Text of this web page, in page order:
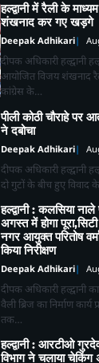
हल्द्वानी में रैली के
शंखनाद कर गए खड़गे
Deepak Adhikari
दीपक अधिकारी हल्द्वानी
आयोजित विजय शंखनाद
कांग्रेस के…
पीली कोठी चौराहे
ने दबोचा
Deepak Adhikari
दीपक अधिकारी हल्द्वानी
दो गुटों के बीच हुए विवाद
हल्द्वानी : कलसिया
अगस्त में होगा
नगर आयुक्त परितोष
किया निरीक्षण
Deepak Adhikari
दीपक अधिकारी हल्द्वानी
वैली ब्रिज का निर्माण
तक…
हल्द्वानी : आरटीओ
विभाग ने चलाया